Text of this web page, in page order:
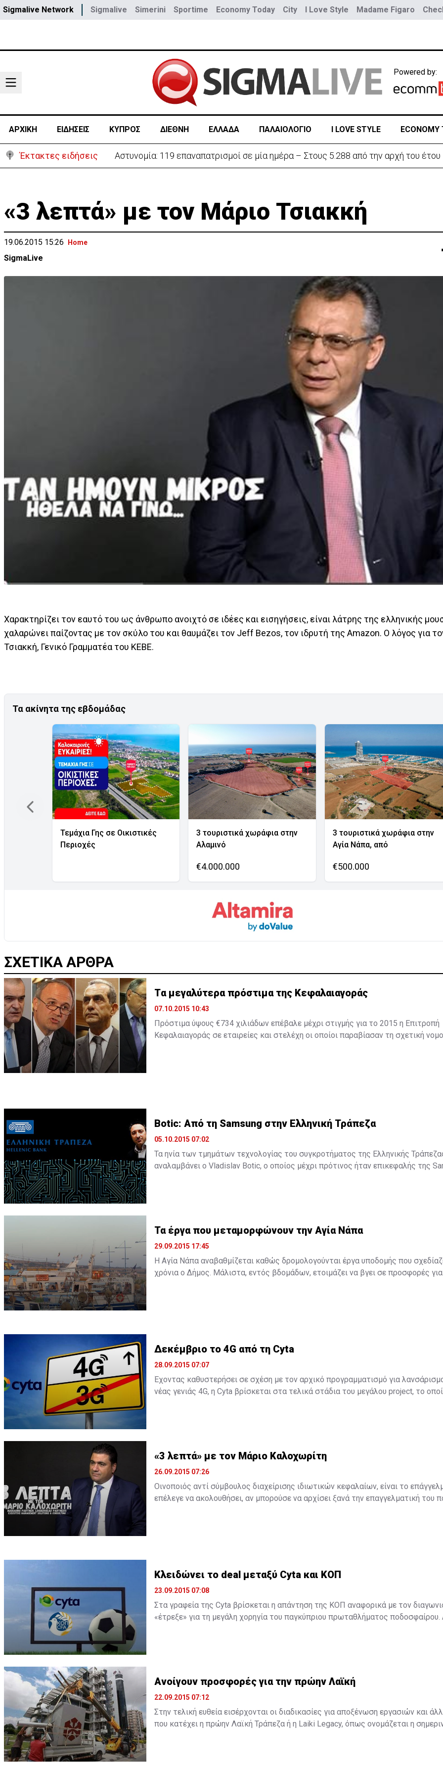
Sigmalive Network Sigmalive Simerini Sportime Economy Today City I Love Style Madame Figaro
Powered by:
ΑΡΧΙΚΗ ΕΙΔΗΣΕΙΣ ΚΥΠΡΟΣ ΔΙΕΘΝΗ ΕΛΛΑΔΑ ΠΑΛΑΙΟΛΟΓΙΟ I LOVE STYLE ECONOMY
Έκτακτες ειδήσεις Θέλει να ξαναζωντανέψει την «Corner» o Προύντζος - «Πληγώνει τις αναμνήσεις»
«3 λεπτά» με τον Μάριο Τσιακκή
19.06.2015 15:26 Home
SigmaLive
Χαρακτηρίζει τον εαυτό του ως άνθρωπο ανοιχτό σε ιδέες και εισηγήσεις, είναι λάτρης της ελληνικής
χαλαρώνει παίζοντας με τον σκύλο του και θαυμάζει τον Jeff Bezos, τον ιδρυτή της Amazon. Ο λόγος για
Τσιακκή, Γενικό Γραμματέα του ΚΕΒΕ.
Τα ακίνητα της εβδομάδας
Τεμάχια Γης σε Οικιστικές
Περιοχές
3 τουριστικά χωράφια στην
Αλαμινό
€4.000.000
3 τουριστικά χωράφια στην
Αγία Νάπα, από
€500.000
ΣΧΕΤΙΚΑ ΑΡΘΡΑ
Tα μεγαλύτερα πρόστιμα της Κεφαλαιαγοράς
07.10.2015 10:43
Πρόστιμα ύψους €734 χιλιάδων επέβαλε μέχρι στιγμής για το 2015 η Επιτροπή
Κεφαλαιαγοράς σε εταιρείες και στελέχη οι οποίοι παραβίασαν τη σχετική
Botic: Από τη Samsung στην Ελληνική Τράπεζα
05.10.2015 07:02
Τα ηνία των τμημάτων τεχνολογίας του συγκροτήματος της Ελληνικής
αναλαμβάνει ο Vladislav Botic, ο οποίος μέχρι πρότινος ήταν επικεφαλής της
Τα έργα που μεταμορφώνουν την Αγία Νάπα
29.09.2015 17:45
Η Αγία Νάπα αναβαθμίζεται καθώς δρομολογούνται έργα υποδομής που
χρόνια ο Δήμος. Μάλιστα, εντός βδομάδων, ετοιμάζει να βγει σε προσφορές
Δεκέμβριο το 4G από τη Cyta
28.09.2015 07:07
Έχοντας καθυστερήσει σε σχέση με τον αρχικό προγραμματισμό για
νέας γενιάς 4G, η Cyta βρίσκεται στα τελικά στάδια του μεγάλου project, το
«3 λεπτά» με τον Μάριο Καλοχωρίτη
26.09.2015 07:26
Οινοποιός αντί σύμβουλος διαχείρισης ιδιωτικών κεφαλαίων, είναι το
επέλεγε να ακολουθήσει, αν μπορούσε να αρχίσει ξανά την επαγγελματική του
Κλειδώνει το deal μεταξύ Cyta και ΚΟΠ
23.09.2015 07:08
Στα γραφεία της Cyta βρίσκεται η απάντηση της ΚΟΠ αναφορικά με τον
«έτρεξε» για τη μεγάλη χορηγία του παγκύπριου πρωταθλήματος ποδοσφαίρου.
Ανοίγουν προσφορές για την πρώην Λαϊκή
22.09.2015 07:12
Στην τελική ευθεία εισέρχονται οι διαδικασίες για αποξένωση εργασιών και
που κατέχει η πρώην Λαϊκή Τράπεζα ή η Laiki Legacy, όπως ονομάζεται η